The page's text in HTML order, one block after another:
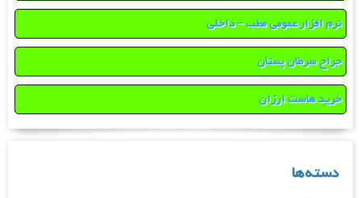
نرم افزار عمومی مطب – داخلی
جراح سرطان پستان
خرید هاست ارزان
دسته‌ها